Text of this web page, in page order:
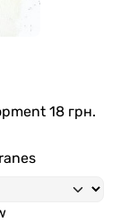
18 грн.